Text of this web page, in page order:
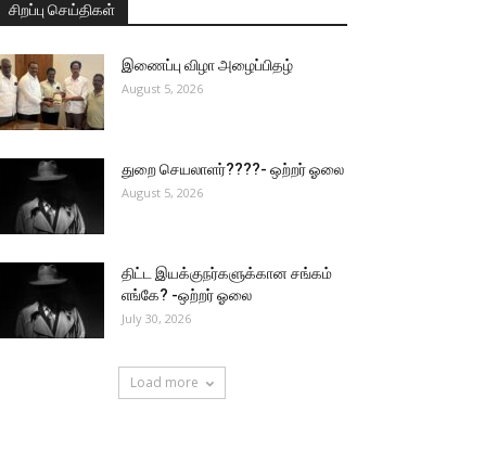
சிறப்பு செய்திகள்
இணைப்பு விழா அழைப்பிதழ்
August 5, 2026
துறை செயலாளர்????- ஒற்றர் ஓலை
August 5, 2026
திட்ட இயக்குநர்களுக்கான சங்கம்
எங்கே? -ஒற்றர் ஓலை
July 30, 2026
Load more